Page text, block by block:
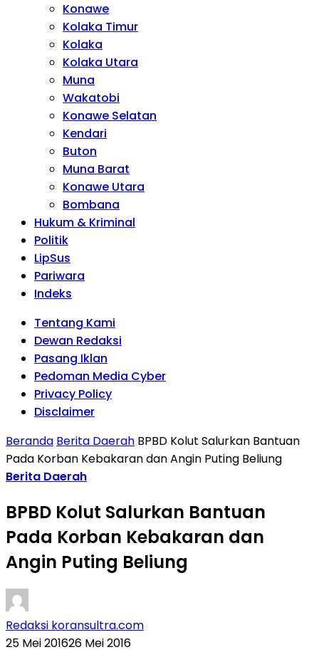
Konawe
Kolaka Timur
Kolaka
Kolaka Utara
Muna
Wakatobi
Konawe Selatan
Kendari
Buton
Muna Barat
Konawe Utara
Bombana
Hukum & Kriminal
Politik
LipSus
Pariwara
Indeks
Tentang Kami
Dewan Redaksi
Pasang Iklan
Pedoman Media Cyber
Privacy Policy
Disclaimer
Beranda Berita Daerah BPBD Kolut Salurkan Bantuan
Pada Korban Kebakaran dan Angin Puting Beliung
Berita Daerah
BPBD Kolut Salurkan Bantuan
Pada Korban Kebakaran dan
Angin Puting Beliung
Redaksi koransultra.com
25 Mei 201626 Mei 2016